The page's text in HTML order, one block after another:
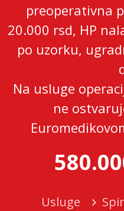
preoperativna
20.000 rsd, HP
po uzorku,
Na usluge
ne
Usluge